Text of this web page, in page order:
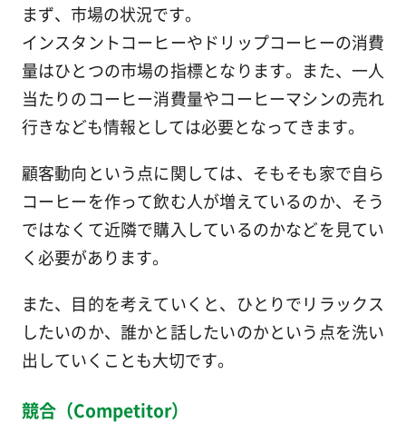
まず、市場の状況です。
インスタントコーヒーやドリップコーヒーの消費
量はひとつの市場の指標となります。また、一人
当たりのコーヒー消費量やコーヒーマシンの売れ
行きなども情報としては必要となってきます。
顧客動向という点に関しては、そもそも家で自ら
コーヒーを作って飲む人が増えているのか、そう
ではなくて近隣で購入しているのかなどを見てい
く必要があります。
また、目的を考えていくと、ひとりでリラックス
したいのか、誰かと話したいのかという点を洗い
出していくことも大切です。
競合（Competitor）